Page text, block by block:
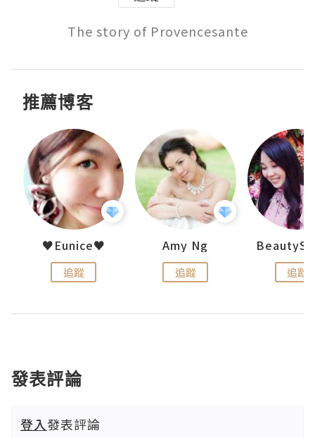
The story of Provencesante
推薦博客
♥Eunice♥
追蹤
Amy Ng
追蹤 追蹤
發表評論
登入發表評論